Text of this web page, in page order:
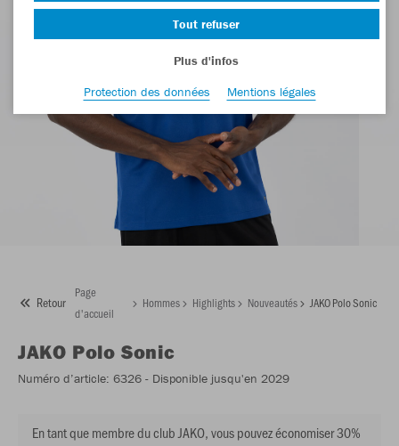
Retour
Page
d'accueil
Hommes Highlights Nouveautés JAKO Polo Sonic
JAKO Polo Sonic
Numéro d’article: 6326 - Disponible jusqu'en 2029
En tant que membre du club JAKO, vous pouvez économiser 30%
Tout refuser
Plus d'infos
Protection des données
Mentions légales